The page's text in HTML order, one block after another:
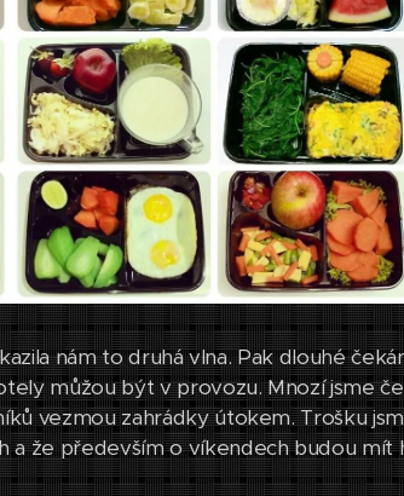
nám to druhá vlna. Pak dlouhé
můžou být v provozu. Mnozí jsme
vezmou zahrádky útokem. Trošku
a že především o víkendech budou mít